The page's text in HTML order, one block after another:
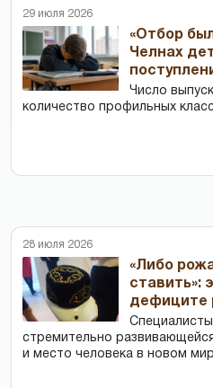
29 июля 2026
«Отбор
Челнах
Число
количество профильных
28 июля 2026
«Либо
ставить»:
дефиците
стремительно
и место человека в новом